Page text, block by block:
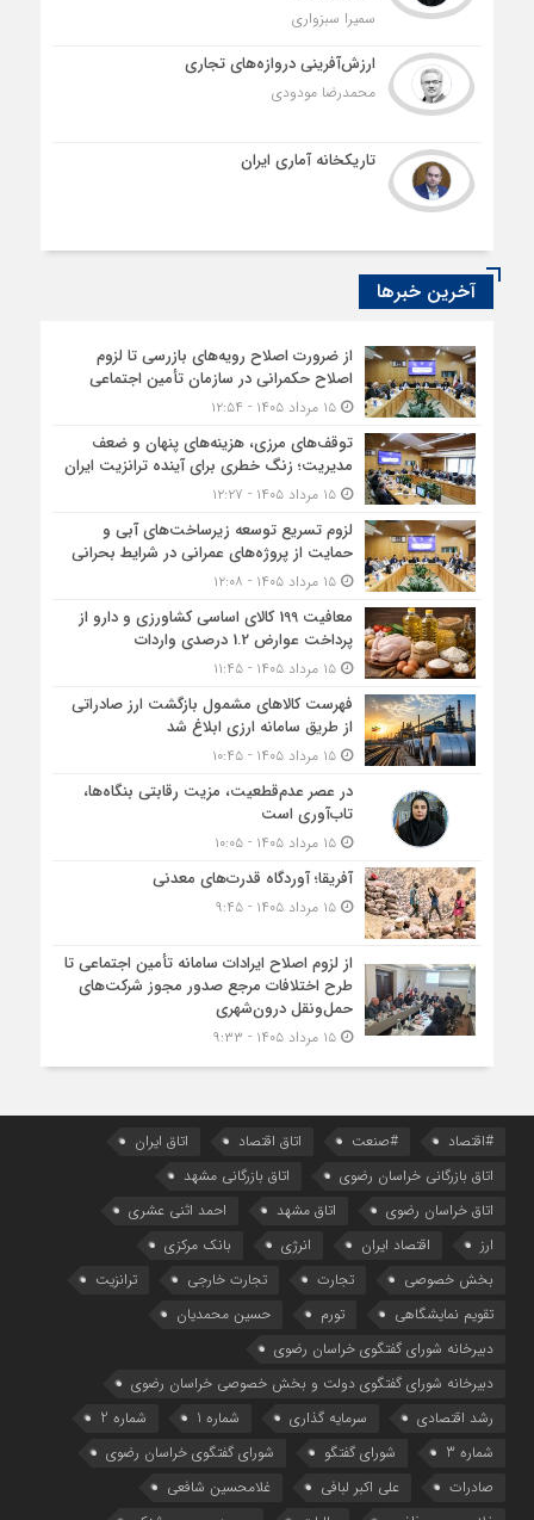
سمیرا سبزواری
ارزش‌آفرینی دروازه‌های تجاری
محمدرضا مودودی
تاریکخانه آماری ایران
آخرین خبرها
از ضرورت اصلاح رویه‌های بازرسی تا لزوم
اصلاح حکمرانی در سازمان تأمین اجتماعی
۱۵ مرداد ۱۴۰۵ - ۱۲:۵۴
توقف‌های مرزی، هزینه‌های پنهان و ضعف
مدیریت؛ زنگ خطری برای آینده ترانزیت ایران
۱۵ مرداد ۱۴۰۵ - ۱۲:۲۷
لزوم تسریع توسعه زیرساخت‌های آبی و
حمایت از پروژه‌های عمرانی در شرایط بحرانی
۱۵ مرداد ۱۴۰۵ - ۱۲:۰۸
معافیت 199 کالای اساسی کشاورزی و دارو از
پرداخت عوارض 1.2 درصدی واردات
۱۵ مرداد ۱۴۰۵ - ۱۱:۴۵
فهرست کالاهای مشمول بازگشت ارز صادراتی
از طریق سامانه ارزی ابلاغ شد
۱۵ مرداد ۱۴۰۵ - ۱۰:۴۵
در عصر عدم‌قطعیت، مزیت رقابتی بنگاه‌ها،
تاب‌آوری است
۱۵ مرداد ۱۴۰۵ - ۱۰:۰۵
آفریقا؛ آوردگاه قدرت‌های معدنی
۱۵ مرداد ۱۴۰۵ - ۹:۴۵
از لزوم اصلاح ایرادات سامانه تأمین اجتماعی تا
طرح اختلافات مرجع صدور مجوز شرکت‌های
حمل‌ونقل درون‌شهری
۱۵ مرداد ۱۴۰۵ - ۹:۳۳
#اقتصاد #صنعت اتاق اقتصاد
اتاق ایران
اتاق بازرگانی خراسان رضوی
اتاق بازرگانی مشهد
اتاق خراسان رضوی
اتاق مشهد
احمد اثنی عشری
ارز
اقتصاد ایران انرژی
بانک مرکزی
بخش خصوصی
تجارت تجارت خارجی
ترانزیت
تقویم نمایشگاهی
تورم
حسین محمدیان
دبیرخانه شورای گفتگوی خراسان رضوی
دبیرخانه شورای گفتگوی دولت و بخش خصوصی خراسان رضوی
رشد اقتصادی
سرمایه گذاری شماره 1
شماره 2
شماره 3
شورای گفتگو
شورای گفتگوی خراسان رضوی
صادرات
علی اکبر لبافی
غلامحسین شافعی